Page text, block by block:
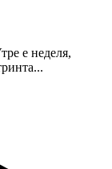
е неделя,